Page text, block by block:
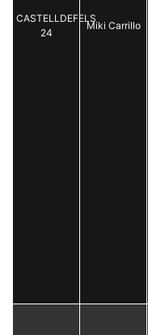
CASTELLDEFELS
24
Miki Carrillo